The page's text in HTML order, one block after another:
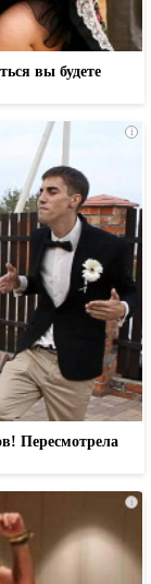
вы будете
i
Пересмотрела
i